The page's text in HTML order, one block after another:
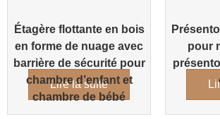
Étagère flottante en bois
en forme de nuage avec
barrière de sécurité pour
chambre d’enfant et
chambre de bébé
Lire la suite
pour